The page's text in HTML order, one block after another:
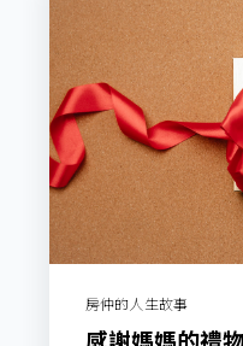
房仲的人生故事
感謝媽媽的禮